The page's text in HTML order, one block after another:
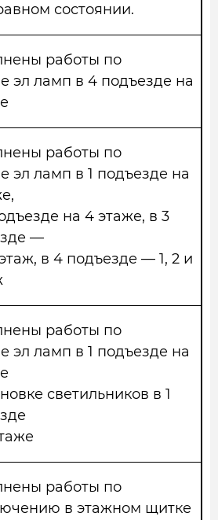
состоянии.
работы по
эл ламп в 4 подъезде на
работы по
эл ламп в 1 подъезде на
на 4 этаже, в 3
—
в 4 подъезде — 1, 2 и
работы по
эл ламп в 1 подъезде на
светильников в 1
работы по
в этажном щитке